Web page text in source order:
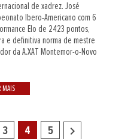
de xadrez. José
Ibero-Americano com 6
Elo de 2423 pontos,
e definitiva norma de mestre
da A.XAT Montemor-o-Novo
MAIS
3 4 5 navigate_next